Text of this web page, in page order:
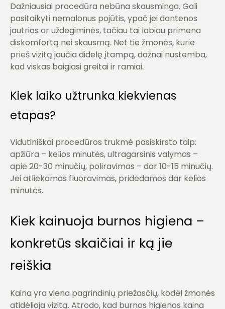
Dažniausiai procedūra nebūna skausminga. Gali
pasitaikyti nemalonus pojūtis, ypač jei dantenos
jautrios ar uždegiminės, tačiau tai labiau primena
diskomfortą nei skausmą. Net tie žmonės, kurie
prieš vizitą jaučia didelę įtampą, dažnai nustemba,
kad viskas baigiasi greitai ir ramiai.
Kiek laiko užtrunka kiekvienas
etapas?
Vidutiniškai procedūros trukmė pasiskirsto taip:
apžiūra – kelios minutės, ultragarsinis valymas –
apie 20-30 minučių, poliravimas – dar 10-15 minučių.
Jei atliekamas fluoravimas, pridedamos dar kelios
minutės.
Kiek kainuoja burnos higiena –
konkretūs skaičiai ir ką jie
reiškia
Kaina yra viena pagrindinių priežasčių, kodėl žmonės
atidėlioja vizitą. Atrodo, kad burnos higienos kaina